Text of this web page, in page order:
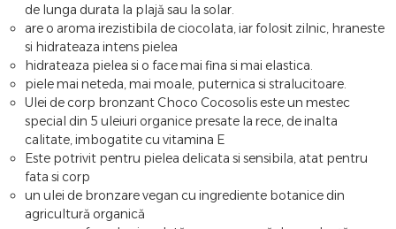
de lunga durata la plajă sau la solar.
are o aroma irezistibila de ciocolata, iar folosit zilnic, hraneste
si hidrateaza intens pielea
hidrateaza pielea si o face mai fina si mai elastica.
piele mai neteda, mai moale, puternica si stralucitoare.
Ulei de corp bronzant Choco Cocosolis este un mestec
special din 5 uleiuri organice presate la rece, de inalta
calitate, imbogatite cu vitamina E
Este potrivit pentru pielea delicata si sensibila, atat pentru
fata si corp
un ulei de bronzare vegan cu ingrediente botanice din
agricultură organică